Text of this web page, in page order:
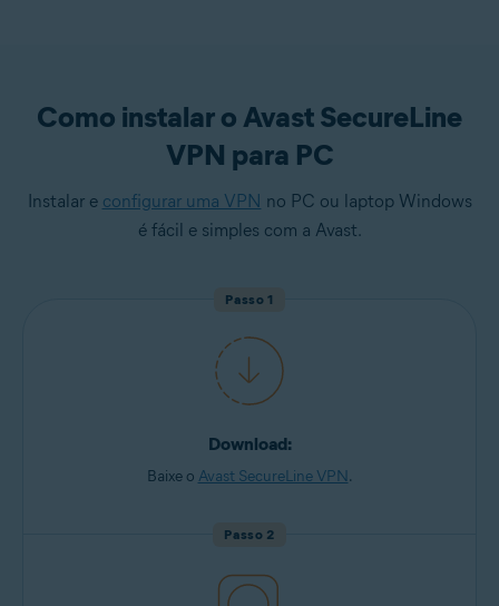
Como instalar o Avast SecureLine
VPN para PC
Instalar e configurar uma VPN no PC ou laptop Windows
é fácil e simples com a Avast.
Passo 1
Download:
Baixe o Avast SecureLine VPN.
Passo 2